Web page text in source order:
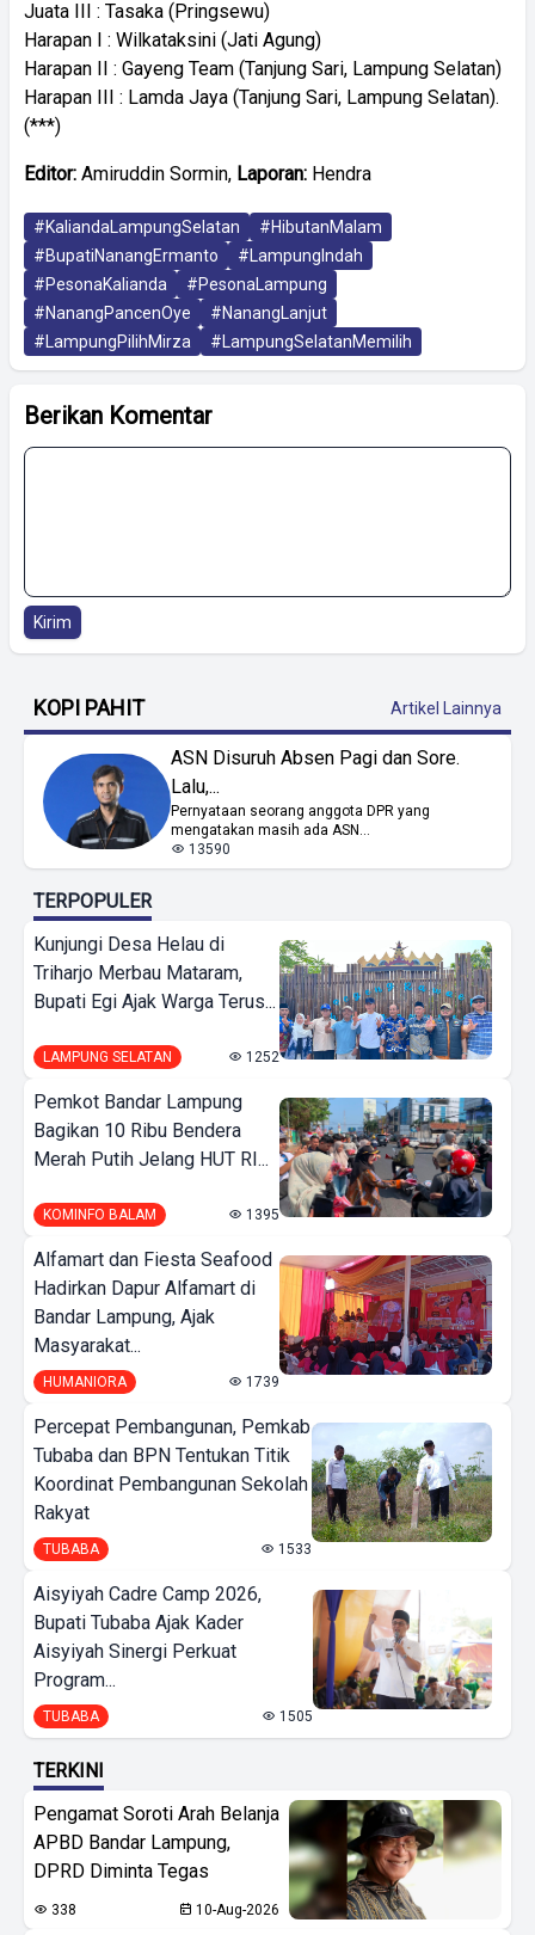
Juata III : Tasaka (Pringsewu)
Harapan I : Wilkataksini (Jati Agung)
Harapan II : Gayeng Team (Tanjung Sari, Lampung Selatan)
Harapan III : Lamda Jaya (Tanjung Sari, Lampung Selatan).
(***)
Editor: Amiruddin Sormin, Laporan: Hendra
#KaliandaLampungSelatan
#HibutanMalam
#BupatiNanangErmanto
#LampungIndah
#PesonaKalianda
#PesonaLampung
#NanangPancenOye
#NanangLanjut
#LampungPilihMirza
#LampungSelatanMemilih
Berikan Komentar
Kirim
KOPI PAHIT Artikel Lainnya
ASN Disuruh Absen Pagi dan Sore.
Lalu,...
Pernyataan seorang anggota DPR yang
mengatakan masih ada ASN...
13590
TERPOPULER
Kunjungi Desa Helau di
Triharjo Merbau Mataram,
Bupati Egi Ajak Warga Terus...
LAMPUNG SELATAN 1252
Pemkot Bandar Lampung
Bagikan 10 Ribu Bendera
Merah Putih Jelang HUT RI...
KOMINFO BALAM 1395
Alfamart dan Fiesta Seafood
Hadirkan Dapur Alfamart di
Bandar Lampung, Ajak
Masyarakat...
HUMANIORA 1739
Percepat Pembangunan, Pemkab
Tubaba dan BPN Tentukan Titik
Koordinat Pembangunan Sekolah
Rakyat
TUBABA 1533
Aisyiyah Cadre Camp 2026,
Bupati Tubaba Ajak Kader
Aisyiyah Sinergi Perkuat
Program...
TUBABA 1505
TERKINI
Pengamat Soroti Arah Belanja
APBD Bandar Lampung,
DPRD Diminta Tegas
338 10-Aug-2026